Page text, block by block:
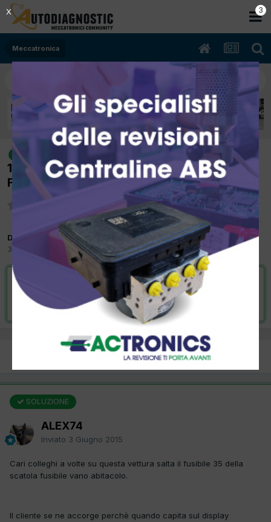
Meccatronica
risolto
[FIAT BRAVO 03/2009 1600cc
198A2000 88Kw Diesel] A VOLTE SALTA
FUSIBILE F35
Da ALEX74
3 Giugno 2015
in Meccatronica
VAI ALLA SOLUZIONE
Risolta da ALEX74, 3 Giugno 2015
Pagina 1 di 2
SOLUZIONE
ALEX74
Inviato 3 Giugno 2015
Cari colleghi a volte su questa vettura salta il fusibile 35 della
scatola fusibile vano abitacolo.
Il cliente se ne accorge perchè quando capita sul display
2
X